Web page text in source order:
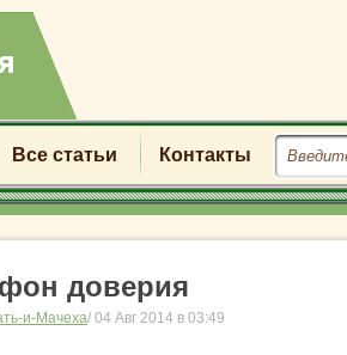
Все статьи Контакты
доверия
и-Мачеха/ 04 Авг 2014 в 03:49